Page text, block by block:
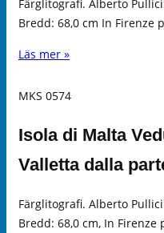
Färglitografi. Alberto
Bredd: 68,0 cm In Firenze
Läs mer »
MKS 0574
Isola di Malta
Valletta dalla
Färglitografi. Alberto
Bredd: 68,0 cm, In Firenze